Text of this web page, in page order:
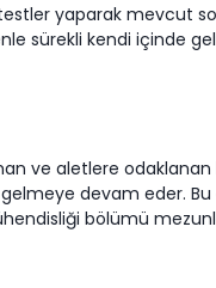
yaparak mevcut
sürekli kendi içinde
ve aletlere odaklanan
devam eder.
bölümü